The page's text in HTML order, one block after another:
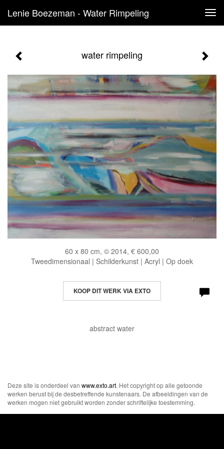
Lenie Boezeman - Water Rimpeling
water rimpeling
60 x 80 cm, © 2014, € 600,00
Tweedimensionaal | Schilderkunst | Acryl | Op doek
KOOP DIT WERK VIA EXTO
abstract water
Deze site is onderdeel van www.exto.art. Het copyright op alle getoonde
werken berust bij de desbetreffende kunstenaars. De afbeeldingen van de
werken mogen niet gebruikt worden zonder schriftelijke toestemming.